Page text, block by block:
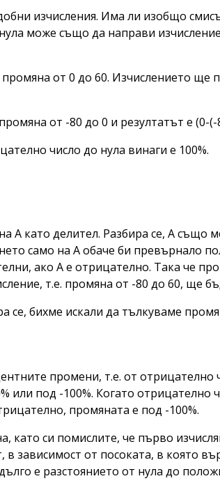
изчисления. Има ли изобщо
може също да направи
от 0 до 60. Изчислението ще
от -80 до 0 и резултатът е (0-
число до нула винаги е 100%.
A като делител. Разбира се, А
само на A обаче би превърнало
ако A е отрицателно. Така че
т.е. промяна от -80 до 60, ще
се, бихме искали да тълкуваме
промени, т.е. от
или под -100%. Когато
промяната е под -100%.
като си помислите, че първо
в зависимост от посоката, в която
е разстоянието от нула до